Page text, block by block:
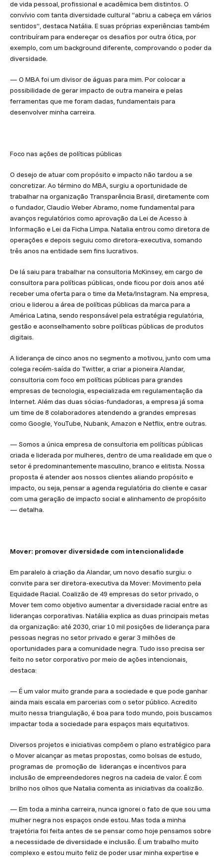
de vida pessoal, profissional e acadêmica bem distintos. O
convívio com tanta diversidade cultural “abriu a cabeça em vários
sentidos”, destaca Natália. E suas próprias experiências também
contribuíram para endereçar os desafios por outra ótica, por
exemplo, com um background diferente, comprovando o poder da
diversidade.
— O MBA foi um divisor de águas para mim. Por colocar a
possibilidade de gerar impacto de outra maneira e pelas
ferramentas que me foram dadas, fundamentais para
desenvolver minha carreira.
Foco nas ações de políticas públicas
O desejo de atuar com propósito e impacto não tardou a se
concretizar. Ao término do MBA, surgiu a oportunidade de
trabalhar na organização Transparência Brasil, diretamente com
o fundador, Claudio Weber Abramo, nome fundamental para
avanços regulatórios como aprovação da Lei de Acesso à
Informação e Lei da Ficha Limpa. Natalia entrou como diretora de
operações e depois seguiu como diretora-executiva, somando
três anos na entidade sem fins lucrativos.
De lá saiu para trabalhar na consultoria McKinsey, em cargo de
consultora para políticas públicas, onde ficou por dois anos até
receber uma oferta para o time da Meta/Instagram. Na empresa,
criou e liderou a área de políticas públicas da marca para a
América Latina, sendo responsável pela estratégia regulatória,
gestão e aconselhamento sobre políticas públicas de produtos
digitais.
A liderança de cinco anos no segmento a motivou, junto com uma
colega recém-saída do Twitter, a criar a pioneira Alandar,
consultoria com foco em políticas públicas para grandes
empresas de tecnologia, especializada em regulamentação da
Internet. Além das duas sócias-fundadoras, a empresa já soma
um time de 8 colaboradores atendendo a grandes empresas
como Google, YouTube, Nubank, Amazon e Netflix, entre outras.
— Somos a única empresa de consultoria em políticas públicas
criada e liderada por mulheres, dentro de uma realidade em que o
setor é predominantemente masculino, branco e elitista. Nossa
proposta é atender aos nossos clientes aliando propósito e
impacto, ou seja, pensar a agenda regulatória do cliente e casar
com uma geração de impacto social e alinhamento de propósito
— detalha.
Mover: promover diversidade com intencionalidade
Em paralelo à criação da Alandar, um novo desafio surgiu: o
convite para ser diretora-executiva da Mover: Movimento pela
Equidade Racial. Coalizão de 49 empresas do setor privado, o
Mover tem como objetivo aumentar a diversidade racial entre as
lideranças corporativas. Natália explica as duas principais metas
da organização: até 2030, criar 10 mil posições de liderança para
pessoas negras no setor privado e gerar 3 milhões de
oportunidades para a comunidade negra. Tudo isso precisa ser
feito no setor corporativo por meio de ações intencionais,
destaca:
— É um valor muito grande para a sociedade e que pode ganhar
ainda mais escala em parcerias com o setor público. Acredito
muito nessa triangulação, é boa para todo mundo, pois buscamos
impactar toda a sociedade para espaços mais equitativos.
Diversos projetos e iniciativas compõem o plano estratégico para
o Mover alcançar as metas propostas, como bolsas de estudo,
programas de promoção de lideranças e incentivos para
inclusão de empreendedores negros na cadeia de valor. É com
brilho nos olhos que Natalia comenta as iniciativas da coalizão.
— Em toda a minha carreira, nunca ignorei o fato de que sou uma
mulher negra nos espaços onde estou. Mas toda a minha
trajetória foi feita antes de se pensar como hoje pensamos sobre
a necessidade de diversidade e inclusão. É um trabalho muito
complexo e estou muito feliz de poder usar minha expertise e